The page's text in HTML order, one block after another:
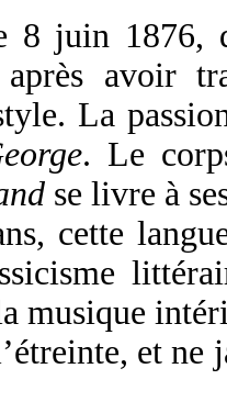
juin 1876,
avoir
La
. Le
se livre à
cette
musique
et